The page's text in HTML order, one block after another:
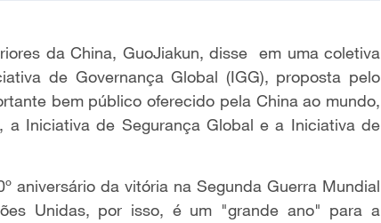
da China, GuoJiakun, disse em uma coletiva
de Governança Global (IGG), proposta pelo
bem público oferecido pela China ao mundo,
a Iniciativa de Segurança Global e a Iniciativa de
aniversário da vitória na Segunda Guerra Mundial
Unidas, por isso, é um "grande ano" para a